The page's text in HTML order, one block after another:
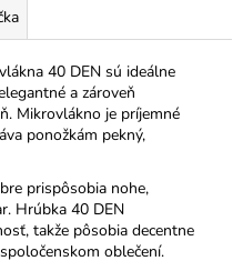
40 DEN sú ideálne
a zároveň
Mikrovlákno je príjemné
ponožkám pekný,
prispôsobia nohe,
Hrúbka 40 DEN
takže pôsobia decentne
oblečení.